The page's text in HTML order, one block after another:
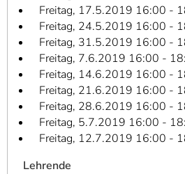
Freitag, 17.5.2019 16:00 -
Freitag, 24.5.2019 16:00 -
Freitag, 31.5.2019 16:00 -
Freitag, 7.6.2019 16:00 -
Freitag, 14.6.2019 16:00 -
Freitag, 21.6.2019 16:00 -
Freitag, 28.6.2019 16:00 -
Freitag, 5.7.2019 16:00 -
Freitag, 12.7.2019 16:00 -
Lehrende